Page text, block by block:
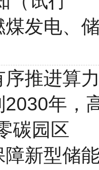
煤发电、
序推进算
2030年，
碳园区
障新型储